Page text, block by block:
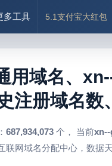
多工具 5.1支付宝大红包
域名、
注册域名
687,934,073 个， 当前
网域名分配中心，数据天